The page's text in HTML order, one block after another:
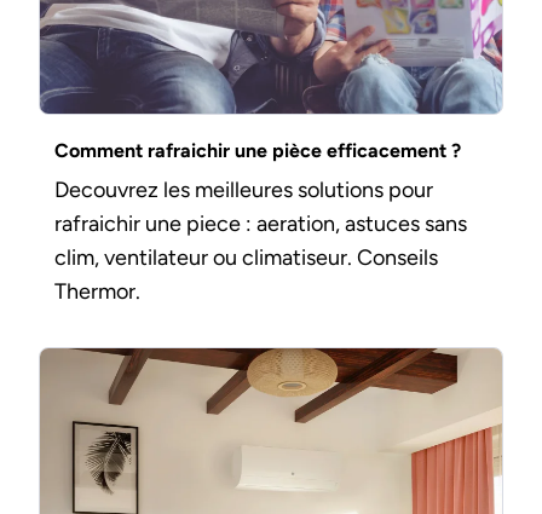
Comment rafraichir une pièce efficacement ?
Decouvrez les meilleures solutions pour
rafraichir une piece : aeration, astuces sans
clim, ventilateur ou climatiseur. Conseils
Thermor.